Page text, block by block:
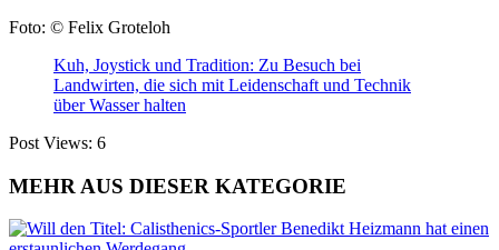
Foto: © Felix Groteloh
Kuh, Joystick und Tradition: Zu Besuch bei
Landwirten, die sich mit Leidenschaft und Technik
über Wasser halten
Post Views: 6
MEHR AUS DIESER KATEGORIE